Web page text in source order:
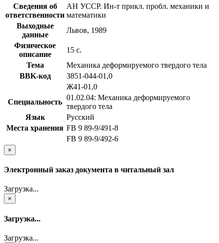
Сведения об
ответственности
АН УССР. Ин-т прикл. пробл. механики и
математики
Выходные
данные
Львов, 1989
Физическое
описание
15 с.
Тема
Механика деформируемого твердого тела
BBK-код
З851-044-01,0
Ж41-01,0
Специальность
01.02.04: Механика деформируемого
твердого тела
Язык
Русский
Места хранения FB 9 89-9/491-8
FB 9 89-9/492-6
×
Электронный заказ документа в читальный зал
Загрузка...
×
Загрузка...
Загрузка...